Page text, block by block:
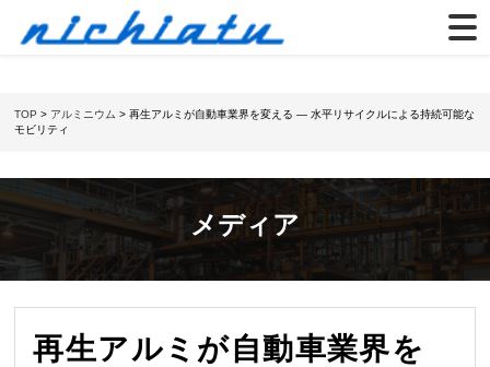
TOP > アルミニウム > 再生アルミが自動車業界を変える ― 水平リサイクルによる持続可能な
モビリティ
メディア
再生アルミが自動車業界を